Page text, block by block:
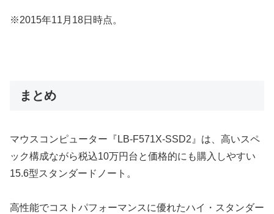
※2015年11月18日時点。
まとめ
マウスコンピューター『LB-F571X-SSD2』は、高いスペ
ック構成ながら税込10万円台と価格的にも購入しやすい
15.6型スタンダードノート。
高性能でコストパフォーマンスに優れたハイ・スタンダー